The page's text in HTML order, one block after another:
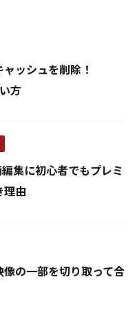
ッシュを削除！
方
集に初心者でもプレミ
理由
の一部を切り取って合